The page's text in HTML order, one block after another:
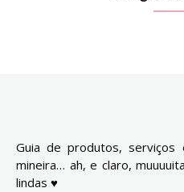
Guia de produtos, serviços
mineira… ah, e claro,
lindas ♥